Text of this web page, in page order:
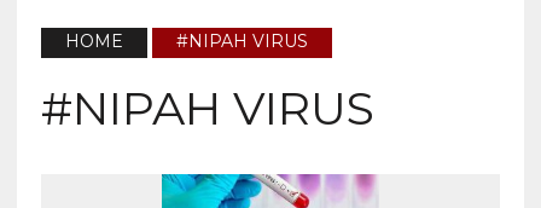
HOME #NIPAH VIRUS
#NIPAH VIRUS